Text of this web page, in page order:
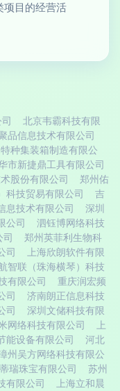
项目的经营活
北京韦霸科技有限
品信息技术有限公司
种集装箱制造有限公
市新捷鼎工具有限公司
股份有限公司
郑州佑
科技贸易有限公司
吉
息技术有限公司
深圳
公司
泗钰博网络科技
郑州英菲利生物科
司
上海欣朗软件有限
智联（珠海横琴）科技
有限公司
重庆润宏频
司
济南朗正信息科技
司
深圳文储科技有限
网络科技有限公司
上
能设备有限公司
河北
州吴方网络科技有限公
瑞珠宝有限公司
苏州
有限公司
上海立和晨